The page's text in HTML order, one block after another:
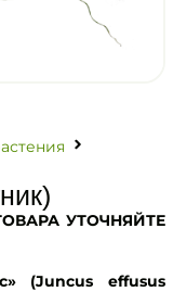
УТОЧНЯЙТЕ
(Juncus effusus